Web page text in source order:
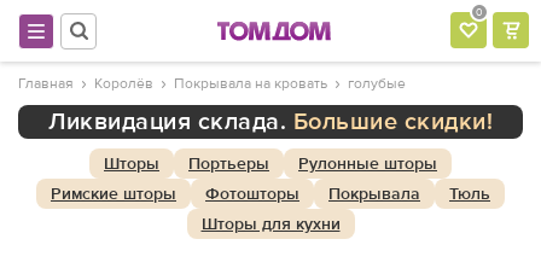
0
Главная Королёв Покрывала на кровать голубые
Ликвидация склада. Большие скидки!
Шторы Портьеры
Рулонные шторы
Римские шторы
Фотошторы Покрывала
Тюль
Шторы для кухни